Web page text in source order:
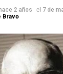
hace 2 años el 7 de
Bravo